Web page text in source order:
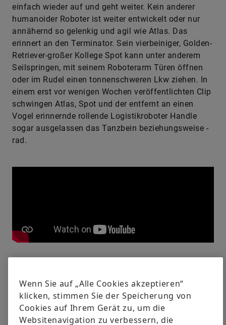
einfach wieder auf und geht weiter. Kein anderer
humanoider Roboter ist weiter entwickelt oder nur
annähernd so gelenkig und agil wie Atlas. Das
erinnert an den Terminator. Sein vierbeiniger, Golden-
Retriever-großer Kollege Spot kann unter anderem
Seilspringen, mit seinem Roboterarm Türen öffnen
oder im Rudel einen tonnenschweren Lkw ziehen. In
einem erst vor wenigen Wochen veröffentlichten Clip
schwingen Atlas, Spot und der entfernt an einen
Vogel erinnernde rollende Logistikroboter Handle
sogar ausgelassen das Tanzbein beziehungsweise -
rad.
des US-Unternehmens Boston Dynamics sind für
Laien und Experten gleichermaßen beeindruckend,
wie die millionenfach angeklickten Videos ihrer
Entwicklungsfortschritte immer wieder belegen.
Wenn Sie auf „Alle Cookies akzeptieren“
klicken, stimmen Sie der Speicherung von
Cookies auf Ihrem Gerät zu, um die
Websitenavigation zu verbessern, die